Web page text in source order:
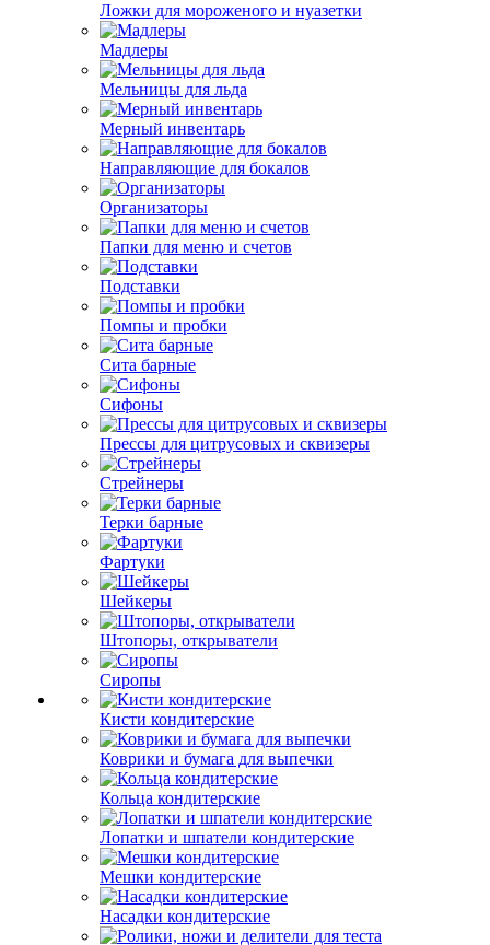
Ложки для мороженого и нуазетки
Мадлеры
Мельницы для льда
Мерный инвентарь
Направляющие для бокалов
Организаторы
Папки для меню и счетов
Подставки
Помпы и пробки
Сита барные
Сифоны
Прессы для цитрусовых и сквизеры
Стрейнеры
Терки барные
Фартуки
Шейкеры
Штопоры, открыватели
Сиропы
Кисти кондитерские
Коврики и бумага для выпечки
Кольца кондитерские
Лопатки и шпатели кондитерские
Мешки кондитерские
Насадки кондитерские